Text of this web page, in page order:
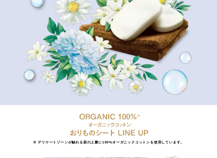
※ デリケートゾーンが触れる面の上層に100%オーガニックコットンを使用しています。